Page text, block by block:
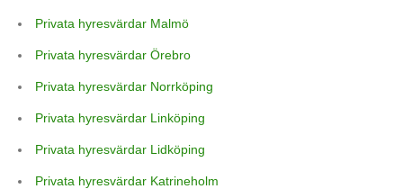
Privata hyresvärdar Malmö
Privata hyresvärdar Örebro
Privata hyresvärdar Norrköping
Privata hyresvärdar Linköping
Privata hyresvärdar Lidköping
Privata hyresvärdar Katrineholm